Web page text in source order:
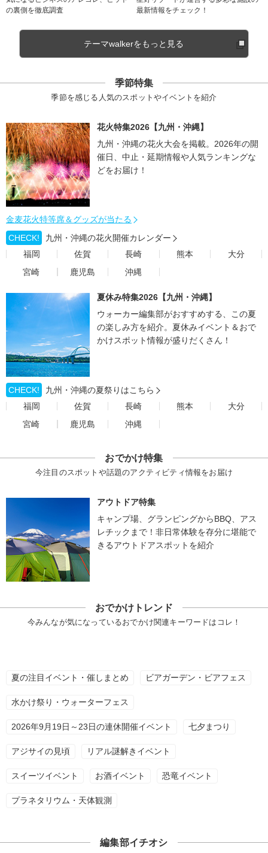
の裏側を徹底調査
最新情報をチェック！
テーマwalkerをもっと見る
季節特集
季節を感じる人気のスポットやイベントを紹介
花火特集2026【九州・沖縄】
九州・沖縄の花火大会を掲載。2026年の開
催日、中止・延期情報や人気ランキングな
どをお届け！
金麦花火特等席＆グッズが当たる
CHECK!
九州・沖縄の花火開催カレンダー
福岡
佐賀 長崎 熊本
大分
宮崎
鹿児島 沖縄
夏休み特集2026【九州・沖縄】
ウォーカー編集部がおすすめする、この夏
の楽しみ方を紹介。夏休みイベント＆おで
かけスポット情報が盛りだくさん！
CHECK!
九州・沖縄の夏祭りはこちら
福岡
佐賀 長崎 熊本
大分
宮崎
鹿児島 沖縄
おでかけ特集
今注目のスポットや話題のアクティビティ情報をお届け
アウトドア特集
キャンプ場、グランピングからBBQ、アス
レチックまで！非日常体験を存分に堪能で
きるアウトドアスポットを紹介
おでかけトレンド
今みんなが気になっているおでかけ関連キーワードはコレ！
夏の注目イベント・催しまとめ ビアガーデン・ビアフェス
水かけ祭り・ウォーターフェス
2026年9月19日～23日の連休開催イベント 七夕まつり
アジサイの見頃 リアル謎解きイベント
スイーツイベント お酒イベント 恐竜イベント
プラネタリウム・天体観測
編集部イチオシ